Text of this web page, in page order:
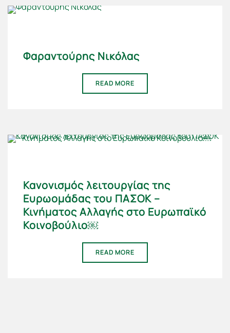
Φαραντούρης Νικόλας
READ MORE
Κανονισμός λειτουργίας της
Ευρωομάδας του ΠΑΣΟΚ –
Κινήματος Αλλαγής στο Ευρωπαϊκό
Κοινοβούλιο￼
READ MORE